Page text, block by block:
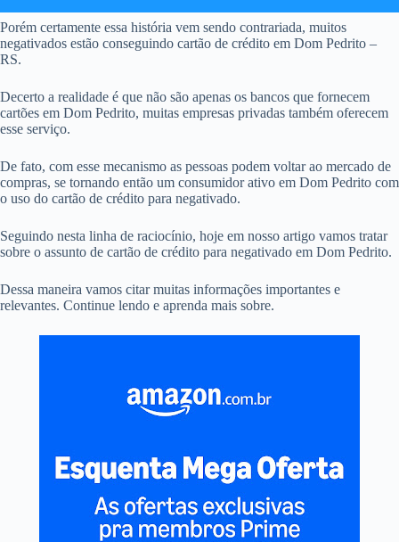
Porém certamente essa história vem sendo contrariada, muitos
negativados estão conseguindo cartão de crédito em Dom Pedrito –
RS.
Decerto a realidade é que não são apenas os bancos que fornecem
cartões em Dom Pedrito, muitas empresas privadas também oferecem
esse serviço.
De fato, com esse mecanismo as pessoas podem voltar ao mercado de
compras, se tornando então um consumidor ativo em Dom Pedrito com
o uso do cartão de crédito para negativado.
Seguindo nesta linha de raciocínio, hoje em nosso artigo vamos tratar
sobre o assunto de cartão de crédito para negativado em Dom Pedrito.
Dessa maneira vamos citar muitas informações importantes e
relevantes. Continue lendo e aprenda mais sobre.